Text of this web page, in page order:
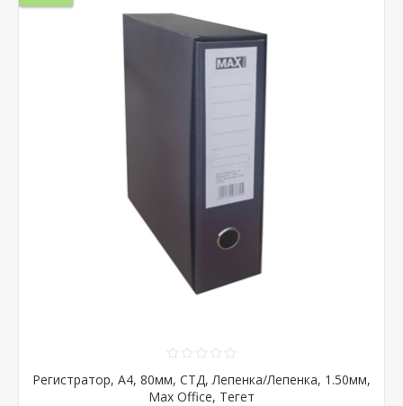
Регистратор, А4, 80мм, СТД, Лепенка/Лепенка, 1.50мм,
Max Office, Тегет